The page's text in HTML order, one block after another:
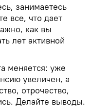
занимаетесь
все, что дает
как вы
лет активной
меняется: уже
увеличен, а
отрочество,
Делайте выводы.